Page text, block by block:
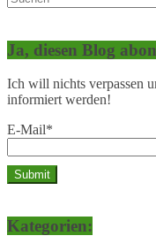
Ja, diesen Blog
Ich will nichts verpassen
informiert werden!
E-Mail*
Kategorien: